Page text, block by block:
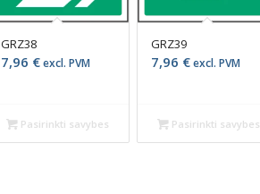
GRZ38
7,96 €excl. PVM
Pasirinkti savybes
GRZ39
7,96 €excl. PVM
Pasirinkti savybes